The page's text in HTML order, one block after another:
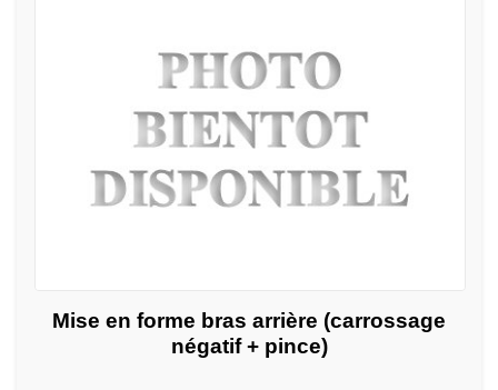
Mise en forme bras arrière (carrossage
négatif + pince)